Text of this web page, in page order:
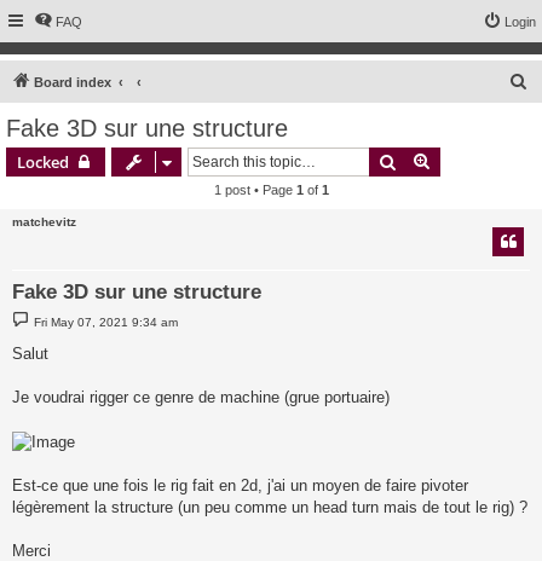
FAQ Login
Board index
Fake 3D sur une structure
Locked Search
1 post • Page 1 of 1
matchevitz
Fake 3D sur une structure
P
o
s
t
Fri May 07, 2021 9:34 am
Salut
Je voudrai rigger ce genre de machine (grue portuaire)
Est-ce que une fois le rig fait en 2d, j'ai un moyen de faire pivoter
légèrement la structure (un peu comme un head turn mais de tout le rig) ?
Merci